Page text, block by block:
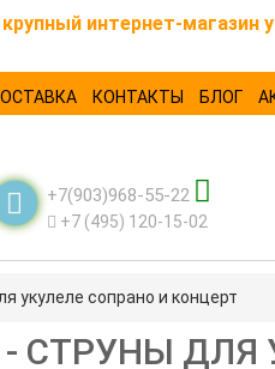
интернет-магазин
КОНТАКТЫ БЛОГ
+7(903)968-55-22
+7 (495) 120-15-02
укулеле сопрано и концерт
- СТРУНЫ